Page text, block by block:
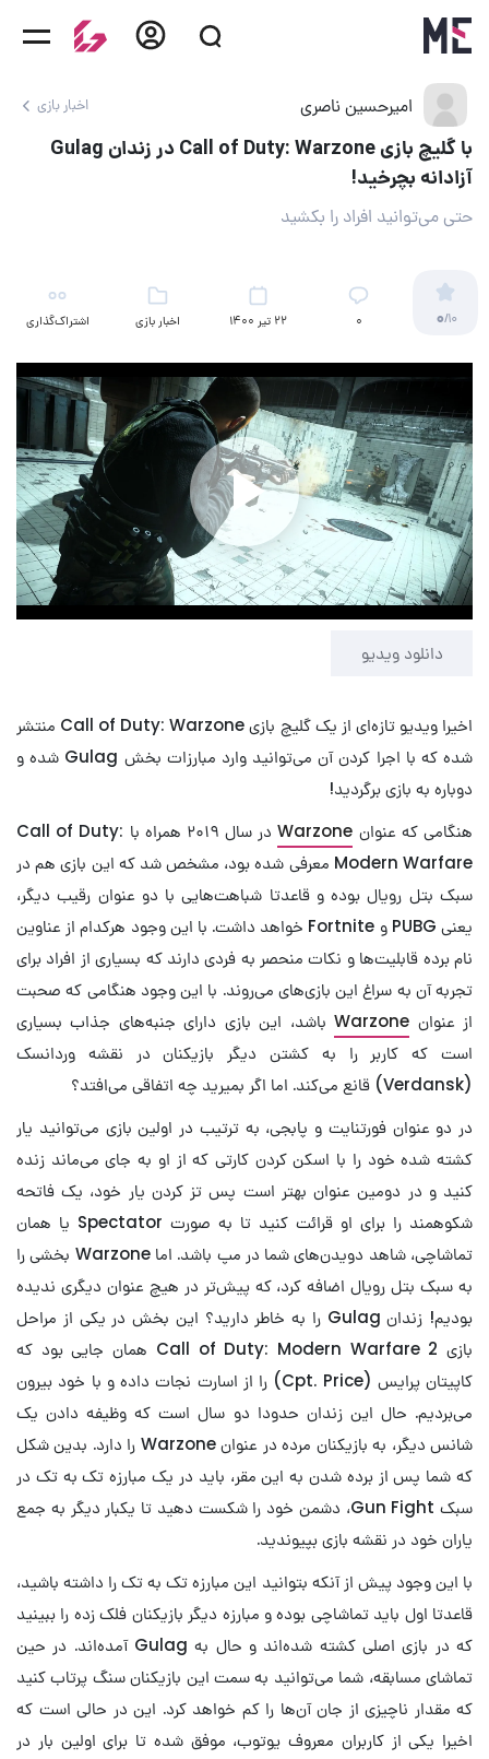
امیرحسین ناصری اخبار بازی
با گلیچ بازی Call of Duty: Warzone در زندان Gulag
آزادانه بچرخید!
حتی می‌توانید افراد را بکشید
0/10 ۰ 22 تیر 1400 اخبار بازی اشتراک‌گذاری
Play
دانلود ویدیو
اخیرا ویدیو تازه‌ای از یک گلیچ بازی Call of Duty: Warzone منتشر
شده که با اجرا کردن آن می‌توانید وارد مبارزات بخش Gulag شده و
دوباره به بازی برگردید!
هنگامی که عنوان Warzone
در سال ۲۰۱۹ همراه با Call of Duty:
Modern Warfare معرفی شده بود، مشخص شد که این بازی هم در
سبک بتل رویال بوده و قاعدتا شباهت‌هایی با دو عنوان رقیب دیگر،
یعنی PUBG و Fortnite خواهد داشت. با این وجود هرکدام از عناوین
نام برده قابلیت‌ها و نکات منحصر به فردی دارند که بسیاری از افراد برای
تجربه آن به سراغ این بازی‌های می‌روند. با این وجود هنگامی که صحبت
از عنوان Warzoneباشد، این بازی دارای جنبه‌های جذاب بسیاری
است که کاربر را به کشتن دیگر بازیکنان در نقشه وردانسک
(Verdansk) قانع می‌کند. اما اگر بمیرید چه اتفاقی می‌افتد؟
در دو عنوان فورتنایت و پابجی، به ترتیب در اولین بازی می‌توانید یار
کشته شده خود را با اسکن کردن کارتی که از او به جای می‌ماند زنده
کنید و در دومین عنوان بهتر است پس تز کردن یار خود، یک فاتحه
شکوهمند را برای او قرائت کنید تا به صورت Spectator یا همان
تماشاچی، شاهد دویدن‌های شما در مپ باشد. اما Warzone بخشی را
به سبک بتل رویال اضافه کرد، که پیش‌تر در هیچ عنوان دیگری ندیده
بودیم! زندان Gulag را به خاطر دارید؟ این بخش در یکی از مراحل
بازی Call of Duty: Modern Warfare 2 همان جایی بود که
کاپیتان پرایس (Cpt. Price) را از اسارت نجات داده و با خود بیرون
می‌بردیم. حال این زندان حدودا دو سال است که وظیفه دادن یک
شانس دیگر، به بازیکنان مرده در عنوان Warzone را دارد. بدین شکل
که شما پس از برده شدن به این مقر، باید در یک مبارزه تک به تک در
سبک Gun Fight، دشمن خود را شکست دهید تا یکبار دیگر به جمع
یاران خود در نقشه بازی بپیوندید.
با این وجود پیش از آنکه بتوانید این مبارزه تک به تک را داشته باشید،
قاعدتا اول باید تماشاچی بوده و مبارزه دیگر بازیکنان فلک زده را ببینید
که در بازی اصلی کشته شده‌اند و حال به Gulag آمده‌اند. در حین
تماشای مسابقه، شما می‌توانید به سمت این بازیکنان سنگ پرتاب کنید
که مقدار ناچیزی از جان آن‌ها را کم خواهد کرد. این در حالی است که
اخیرا یکی از کاربران معروف یوتوب، موفق شده تا برای اولین بار در